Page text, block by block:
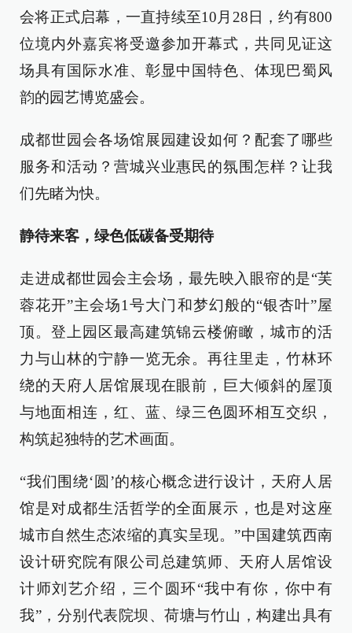
会将正式启幕，一直持续至10月28日，约有800
位境内外嘉宾将受邀参加开幕式，共同见证这
场具有国际水准、彰显中国特色、体现巴蜀风
韵的园艺博览盛会。
成都世园会各场馆展园建设如何？配套了哪些
服务和活动？营城兴业惠民的氛围怎样？让我
们先睹为快。
静待来客，绿色低碳备受期待
走进成都世园会主会场，最先映入眼帘的是“芙
蓉花开”主会场1号大门和梦幻般的“银杏叶”屋
顶。登上园区最高建筑锦云楼俯瞰，城市的活
力与山林的宁静一览无余。再往里走，竹林环
绕的天府人居馆展现在眼前，巨大倾斜的屋顶
与地面相连，红、蓝、绿三色圆环相互交织，
构筑起独特的艺术画面。
“我们围绕‘圆’的核心概念进行设计，天府人居
馆是对成都生活哲学的全面展示，也是对这座
城市自然生态浓缩的真实呈现。”中国建筑西南
设计研究院有限公司总建筑师、天府人居馆设
计师刘艺介绍，三个圆环“我中有你，你中有
我”，分别代表院坝、荷塘与竹山，构建出具有